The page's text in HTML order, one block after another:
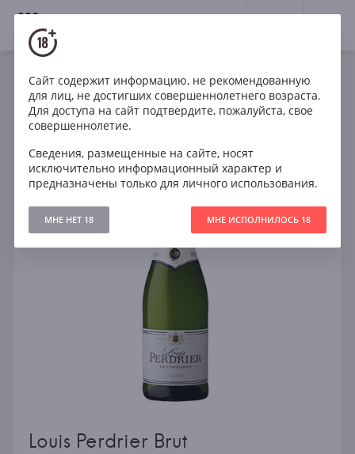
18+
Игристое Белое Сухое
Франция
Louis Perdrier Brut
Louis Perdrier Brut
Сайт содержит информацию, не рекомендованную
для лиц, не достигших совершеннолетнего возраста.
Для доступа на сайт подтвердите, пожалуйста, свое
совершеннолетие.
Сведения, размещенные на сайте, носят
исключительно информационный характер и
предназначены только для личного использования.
МНЕ НЕТ 18 МНЕ ИСПОЛНИЛОСЬ 18